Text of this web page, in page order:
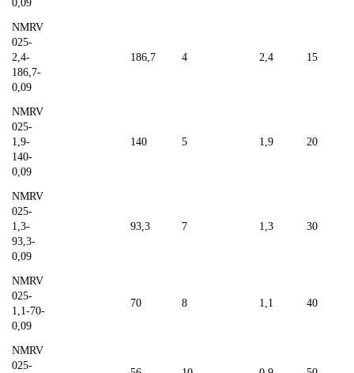
0,09
NMRV
025-
2,4-
186,7-
0,09
186,7 4 2,4 15
NMRV
025-
1,9-
140-
0,09
140 5 1,9 20
NMRV
025-
1,3-
93,3-
0,09
93,3 7 1,3 30
NMRV
025-
1,1-70-
0,09
70 8 1,1 40
NMRV
025-